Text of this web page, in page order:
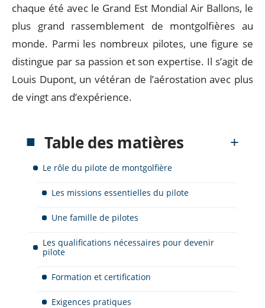
chaque été avec le Grand Est Mondial Air Ballons, le
plus grand rassemblement de montgolfières au
monde. Parmi les nombreux pilotes, une figure se
distingue par sa passion et son expertise. Il s’agit de
Louis Dupont, un vétéran de l’aérostation avec plus
de vingt ans d’expérience.
Table des matières
Le rôle du pilote de montgolfière
Les missions essentielles du pilote
Une famille de pilotes
Les qualifications nécessaires pour devenir
pilote
Formation et certification
Exigences pratiques